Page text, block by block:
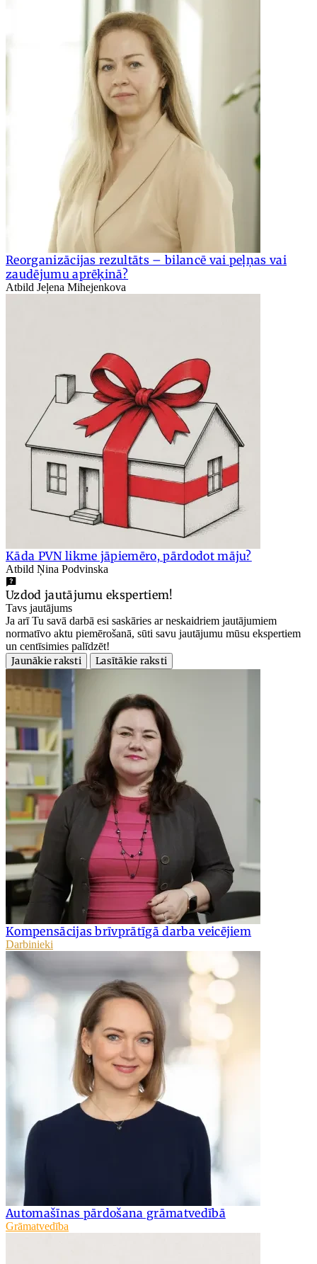
Reorganizācijas rezultāts – bilancē vai peļņas vai
zaudējumu aprēķinā?
Atbild Jeļena Mihejenkova
Kāda PVN likme jāpiemēro, pārdodot māju?
Atbild Ņina Podvinska
Uzdod jautājumu ekspertiem!
Tavs jautājums
Ja arī Tu savā darbā esi saskāries ar neskaidriem jautājumiem
normatīvo aktu piemērošanā, sūti savu jautājumu mūsu ekspertiem
un centīsimies palīdzēt!
Jaunākie raksti
Lasītākie raksti
Kompensācijas brīvprātīgā darba veicējiem
Darbinieki
Automašīnas pārdošana grāmatvedībā
Grāmatvedība